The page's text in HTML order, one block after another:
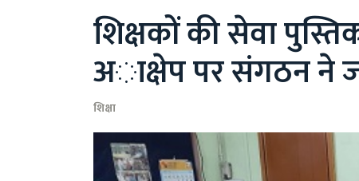
शिक्षकों की सेवा
अाक्षेप पर संगठन ने
शिक्षा